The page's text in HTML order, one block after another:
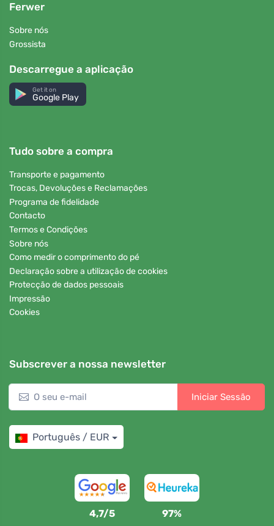
Ferwer
Sobre nós
Grossista
Descarregue a aplicação
Get it on
Google Play
Tudo sobre a compra
Transporte e pagamento
Trocas, Devoluções e Reclamações
Programa de fidelidade
Contacto
Termos e Condições
Sobre nós
Como medir o comprimento do pé
Declaração sobre a utilização de cookies
Protecção de dados pessoais
Impressão
Cookies
Subscrever a nossa newsletter
Iniciar Sessão
Português / EUR
4,7/5 97%